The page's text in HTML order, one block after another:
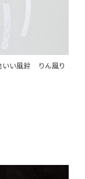
いい風鈴 りん風り